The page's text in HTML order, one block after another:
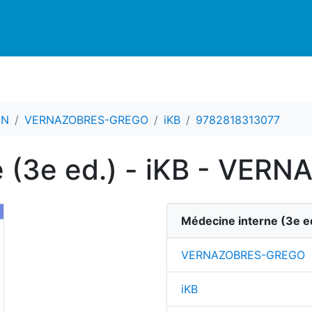
VERNAZOBRES-GREGO iKB 9782818313077
ed.) - iKB -
Médecine interne (3e
VERNAZOBRES-GREGO
iKB